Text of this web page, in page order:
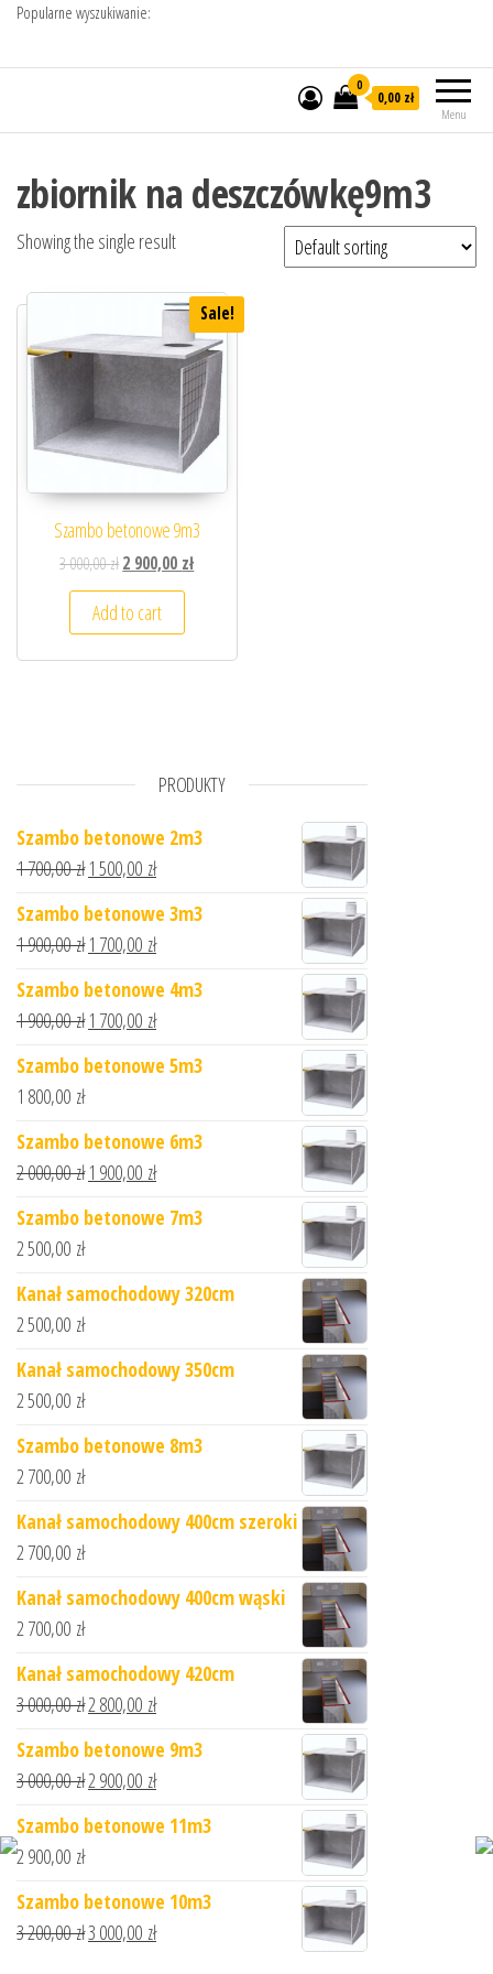
Popularne wyszukiwanie:
Menu
0
0,00 zł
zbiornik na deszczówkę9m3
Showing the single result
Sale!
Szambo betonowe 9m3
3 000,00zł2 900,00 zł
Add to cart
PRODUKTY
Szambo betonowe 2m3
1 700,00zł 1 500,00 zł
Szambo betonowe 3m3
1 900,00zł 1 700,00 zł
Szambo betonowe 4m3
1 900,00zł 1 700,00 zł
Szambo betonowe 5m3
1 800,00 zł
Szambo betonowe 6m3
2 000,00zł 1 900,00 zł
Szambo betonowe 7m3
2 500,00 zł
Kanał samochodowy 320cm
2 500,00 zł
Kanał samochodowy 350cm
2 500,00 zł
Szambo betonowe 8m3
2 700,00 zł
Kanał samochodowy 400cm szeroki
2 700,00 zł
Kanał samochodowy 400cm wąski
2 700,00 zł
Kanał samochodowy 420cm
3 000,00zł2 800,00 zł
Szambo betonowe 9m3
3 000,00zł2 900,00 zł
Szambo betonowe 11m3
2 900,00 zł
Szambo betonowe 10m3
3 200,00zł3 000,00 zł